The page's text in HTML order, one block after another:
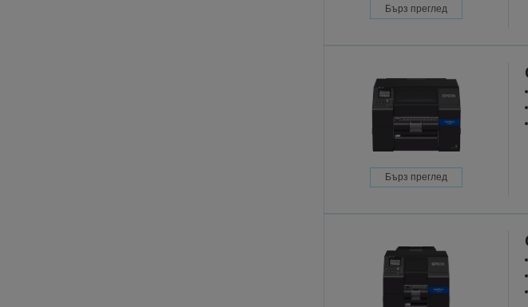
Бърз преглед
Бърз преглед